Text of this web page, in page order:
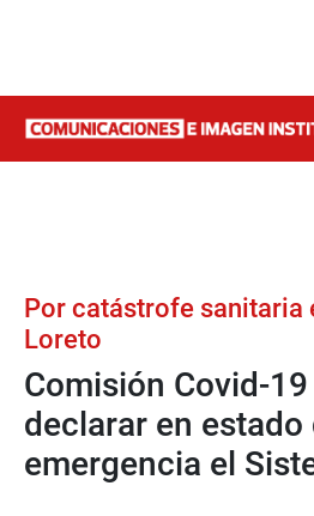
Por catástrofe sanitaria
Loreto
Comisión Covid-
declarar en estado
emergencia el